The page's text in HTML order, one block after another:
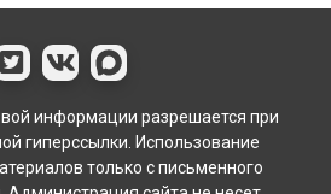
информации разрешается при
гиперссылки. Использование
только с письменного